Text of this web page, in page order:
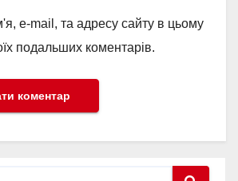
e-mail, та адресу сайту в цьому
подальших коментарів.